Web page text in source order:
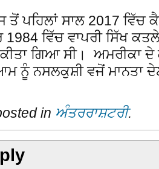
ਪਹਿਲਾਂ ਸਾਲ 2017 ਵਿੱਚ
ਵਿੱਚ ਵਾਪਰੀ ਸਿੱਖ
ਗਿਆ ਸੀ। ਅਮਰੀਕਾ
ਨੂੰ ਨਸਲਕੁਸ਼ੀ ਵਜੋਂ ਮਾਨਤਾ
in ਅੰਤਰਰਾਸ਼ਟਰੀ.